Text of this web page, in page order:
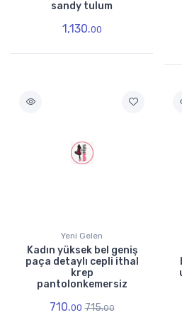
sandy tulum
1,130.00
Yeni Gelen
Kadın yüksek bel geniş
paça detaylı cepli ithal
krep
pantolonkemersiz
710.00 715.00